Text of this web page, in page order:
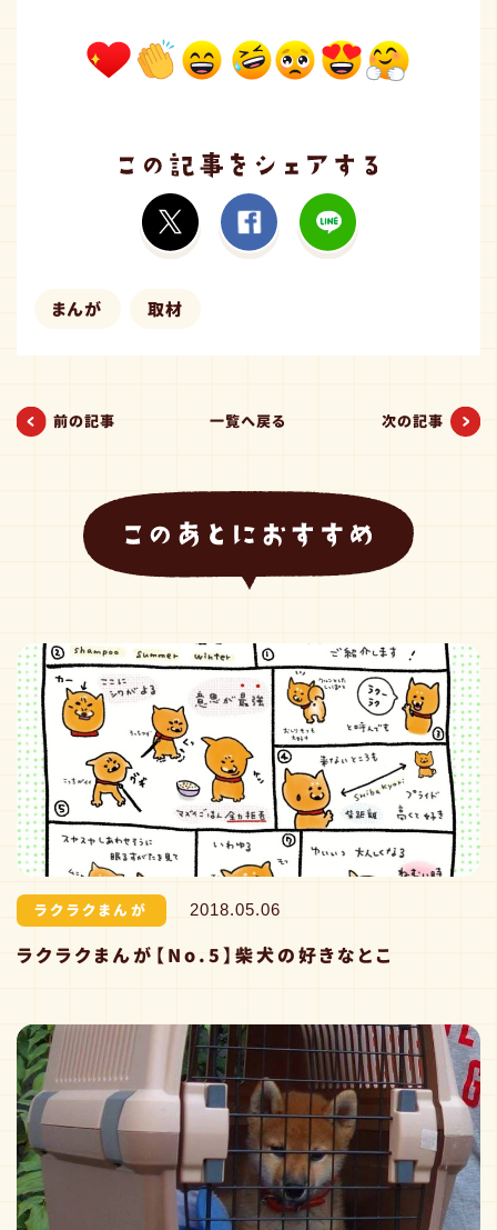
まんが 取材
前の記事 一覧へ戻る 次の記事
ラクラクまんが 2018.05.06
ラクラクまんが【No.5】柴犬の好きなとこ